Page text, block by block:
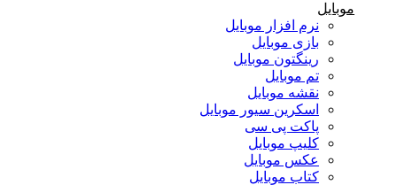
موبایل
نرم افزار موبایل
بازی موبایل
رینگتون موبایل
تم موبایل
نقشه موبایل
اسکرین سیور موبایل
پاکت پی سی
کلیپ موبایل
عکس موبایل
کتاب موبایل